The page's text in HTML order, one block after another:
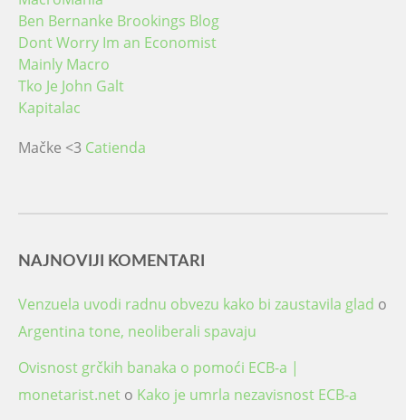
Ben Bernanke Brookings Blog
Dont Worry Im an Economist
Mainly Macro
Tko Je John Galt
Kapitalac
Mačke <3 Catienda
NAJNOVIJI KOMENTARI
Venzuela uvodi radnu obvezu kako bi zaustavila glad o
Argentina tone, neoliberali spavaju
Ovisnost grčkih banaka o pomoći ECB-a |
monetarist.net o Kako je umrla nezavisnost ECB-a